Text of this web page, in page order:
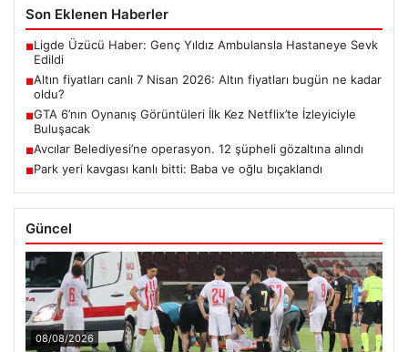
Son Eklenen Haberler
■Ligde Üzücü Haber: Genç Yıldız Ambulansla Hastaneye Sevk
Edildi
■Altın fiyatları canlı 7 Nisan 2026: Altın fiyatları bugün ne kadar
oldu?
■GTA 6’nın Oynanış Görüntüleri İlk Kez Netflix’te İzleyiciyle
Buluşacak
■Avcılar Belediyesi’ne operasyon. 12 şüpheli gözaltına alındı
■Park yeri kavgası kanlı bitti: Baba ve oğlu bıçaklandı
Güncel
08/08/2026